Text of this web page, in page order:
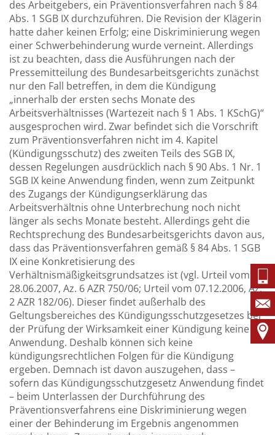
des Arbeitgebers, ein Präventionsverfahren nach § 84
Abs. 1 SGB IX durchzuführen. Die Revision der Klägerin
hatte daher keinen Erfolg; eine Diskriminierung wegen
einer Schwerbehinderung wurde verneint. Allerdings
ist zu beachten, dass die Ausführungen nach der
Pressemitteilung des Bundesarbeitsgerichts zunächst
nur den Fall betreffen, in dem die Kündigung
„innerhalb der ersten sechs Monate des
Arbeitsverhältnisses (Wartezeit nach § 1 Abs. 1 KSchG)“
ausgesprochen wird. Zwar befindet sich die Vorschrift
zum Präventionsverfahren nicht im 4. Kapitel
(Kündigungsschutz) des zweiten Teils des SGB IX,
dessen Regelungen ausdrücklich nach § 90 Abs. 1 Nr. 1
SGB IX keine Anwendung finden, wenn zum Zeitpunkt
des Zugangs der Kündigungserklärung das
Arbeitsverhältnis ohne Unterbrechung noch nicht
länger als sechs Monate besteht. Allerdings geht die
Rechtsprechung des Bundesarbeitsgerichts davon aus,
dass das Präventionsverfahren gemäß § 84 Abs. 1 SGB
IX eine Konkretisierung des
Verhältnismäßigkeitsgrundsatzes ist (vgl. Urteil vom
28.06.2007, Az. 6 AZR 750/06; Urteil vom 07.12.2006, Az.
2 AZR 182/06). Dieser findet außerhalb des
Geltungsbereiches des Kündigungsschutzgesetzes bei
der Prüfung der Wirksamkeit einer Kündigung keine
Anwendung. Deshalb können sich keine
kündigungsrechtlichen Folgen für die Kündigung
ergeben. Demnach ist davon auszugehen, dass –
sofern das Kündigungsschutzgesetz Anwendung findet
– beim Unterlassen der Durchführung des
Präventionsverfahrens eine Diskriminierung wegen
einer der Behinderung im Ergebnis angenommen